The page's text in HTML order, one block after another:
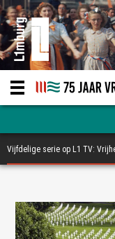
Vijfdelige serie op L1 TV: